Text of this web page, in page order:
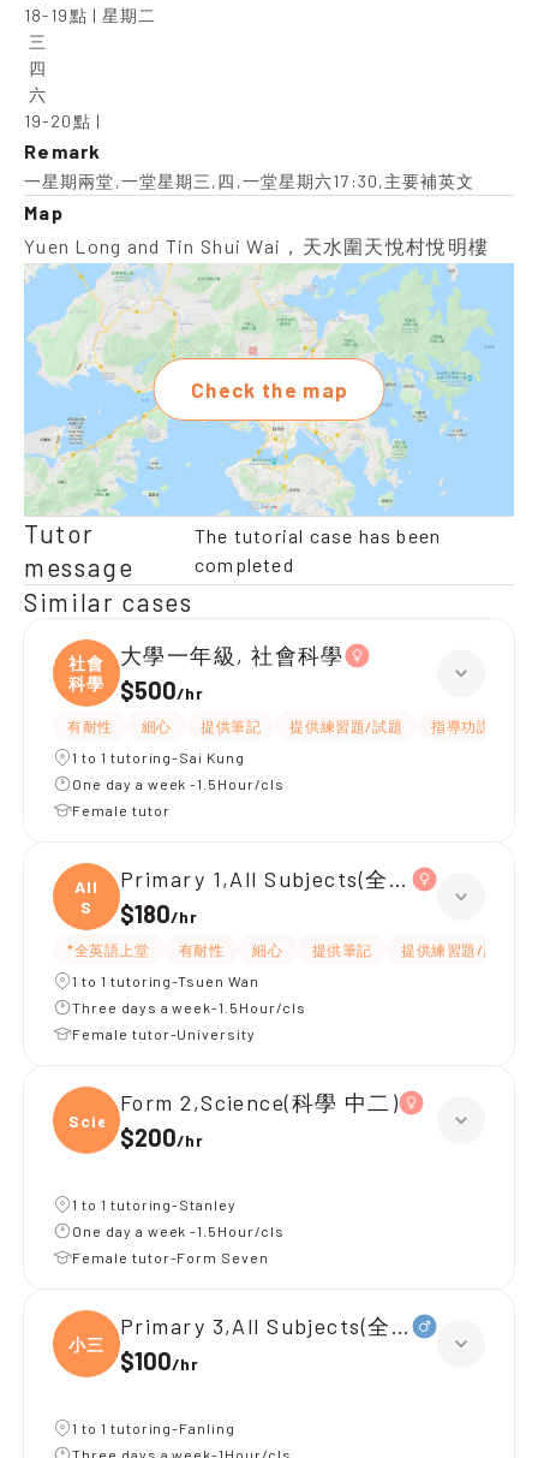
18-19點 | 星期二
六
19-20點 |
Remark
一星期兩堂,一堂星期三,四,一堂星期六17:30,主要補英文
Map
Yuen Long and Tin Shui Wai，天水圍天悅村悅明樓
Check the map
Tutor
message
The tutorial case has been
completed
Similar cases
社會
科學
大學一年級, 社會科學
$500/hr
有耐性 細心 提供筆記 提供練習題/試題 指導功課
1 to 1 tutoring-Sai Kung
One day a week -1.5Hour/cls
Female tutor
All
S
Primary 1,All Subjects(全英上堂)
$180/hr
*全英語上堂 有耐性 細心 提供筆記
提供練習題/試題
1 to 1 tutoring-Tsuen Wan
Three days a week-1.5Hour/cls
Female tutor-University
Scien
Form 2,Science(科學 中二)
$200/hr
1 to 1 tutoring-Stanley
One day a week -1.5Hour/cls
Female tutor-Form Seven
小三
Primary 3,All Subjects(全科，小三，D)
$100/hr
1 to 1 tutoring-Fanling
Three days a week-1Hour/cls